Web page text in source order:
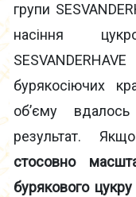
групи
насіння
бурякосіючих
об’єму
результат.
стосовно
бурякового цукру